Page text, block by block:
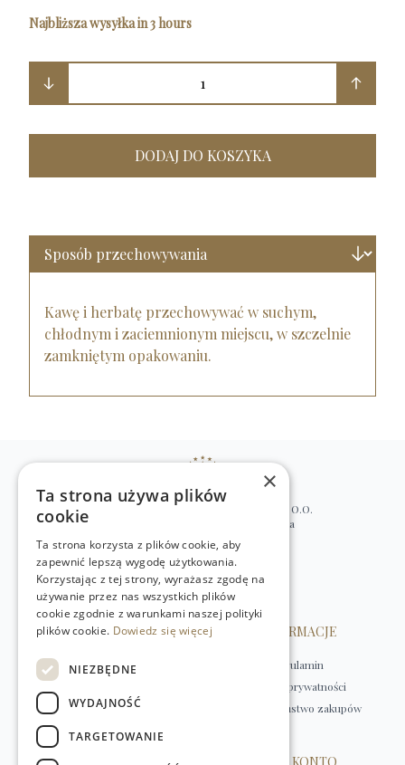
Najbliższa wysyłka in 3 hours
1
DODAJ DO KOSZYKA
Kawę i herbatę przechowywać w suchym,
chłodnym i zaciemnionym miejscu, w szczelnie
zamkniętym opakowaniu.
WILLIAM’S NATURAL PRODUCTS SP. Z O.O.
ul. Stawki 2, 00-193 Warszawa, Polska
+48 (22) 875 91 35
kontakt@w-natural.pl
Obsługa sklepu internetowego
+48 798 349 435
OBSŁUGA KLIENTA
Kontakt
Dostawa
Zwroty
INFORMACJE
Regulamin
Polityka prywatności
Bezpieczeństwo zakupów
×
Ta strona używa plików
cookie
Ta strona korzysta z plików cookie, aby
zapewnić lepszą wygodę użytkowania.
Korzystając z tej strony, wyrażasz zgodę na
używanie przez nas wszystkich plików
cookie zgodnie z warunkami naszej polityki
plików cookie. Dowiedz się więcej
NIEZBĘDNE
WYDAJNOŚĆ
TARGETOWANIE